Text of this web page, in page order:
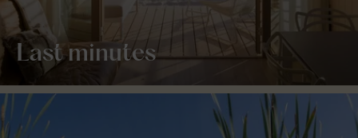
Last minutes